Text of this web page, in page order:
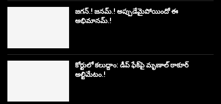
జగన్.! జనమ్.! అప్పుడేమైపోయిందో ఈ
అభిమానమ్.!
కోర్టులో కలుద్దాం: డీప్ ఫేక్‌పై మృణాల్ ఠాకూర్
అల్టిమేటం.!